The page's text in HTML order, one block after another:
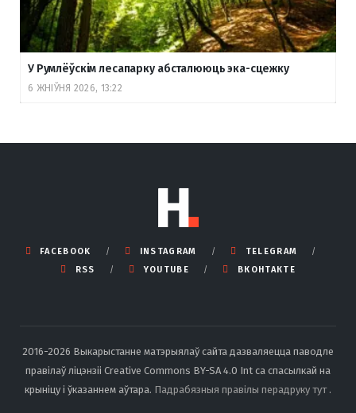
У Румлёўскім лесапарку абсталююць эка-сцежку
6 ЖНІЎНЯ 2026, 13:22
FACEBOOK INSTAGRAM
TELEGRAM
RSS
YOUTUBE ВКОНТАКТЕ
2016-2026 Выкарыстанне матэрыялаў сайта дазваляецца паводле
правілаў ліцэнзіі Creative Commons BY-SA 4.0 Int са спасылкай на
крыніцу і ўказаннем аўтара. Падрабязныя правілы перадруку тут .